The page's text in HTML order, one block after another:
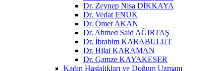
Dr. Zeynep Nisa DİKKAYA
Dr. Vedat ENÜK
Dr. Ömer AKAN
Dr. Ahmed Said AĞIRTAŞ
Dr. İbrahim KARABULUT
Dr. Hilal KARAMAN
Dr. Gamze KAYAKESER
Kadın Hastalıkları ve Doğum Uzmanı